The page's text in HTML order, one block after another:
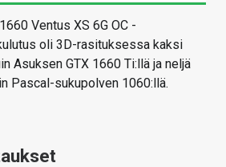
Ventus XS 6G OC -
oli 3D-rasituksessa kaksi
Asuksen GTX 1660 Ti:llä ja neljä
Pascal-sukupolven 1060:llä.